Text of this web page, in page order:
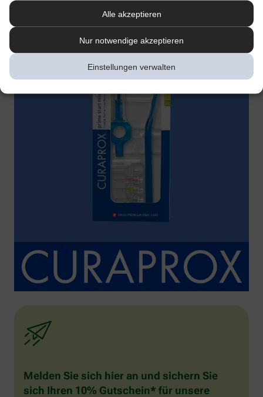
Alle akzeptieren
Nur notwendige akzeptieren
Einstellungen verwalten
Melden Sie sich hier an und sichern Sie
sich Ihren 10% Gutschein* für unsere